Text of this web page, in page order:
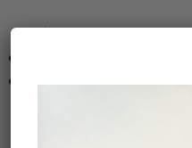
Περιλαμβάνονται :
1 πώμα